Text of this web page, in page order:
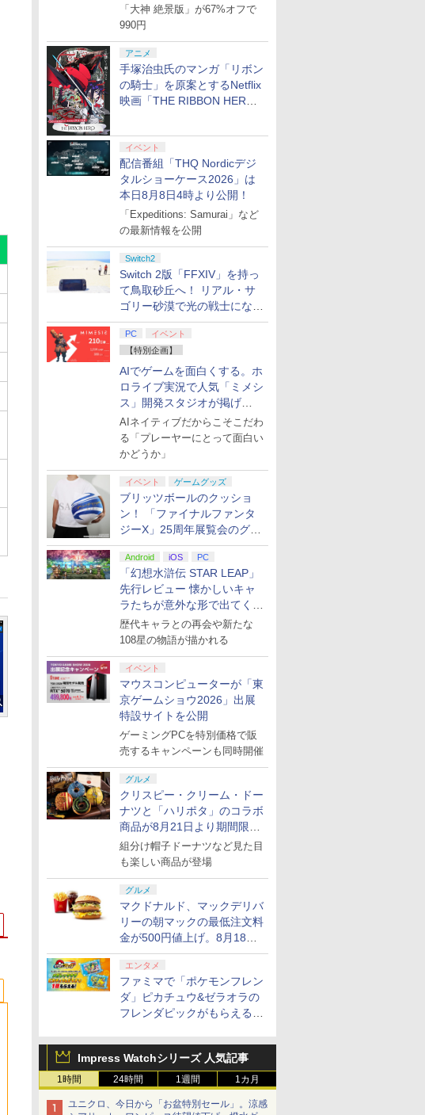
「大神 絶景版」が67%オフで
990円
アニメ
手塚治虫氏のマンガ「リボン
の騎士」を原案とするNetflix
映画「THE RIBBON HERO
イベント
配信番組「THQ Nordicデジ
タルショーケース2026」は
本日8月8日4時より公開！
「Expeditions: Samurai」など
の最新情報を公開
Switch2
Switch 2版「FFXIV」を持っ
て鳥取砂丘へ！ リアル・サ
ゴリー砂漠で光の戦士になっ
てみた
PC
イベント
【特別企画】
AIでゲームを面白くする。ホ
ロライブ実況で人気「ミメシ
ス」開発スタジオが掲げ
る“AI活用の信念”とは？【講
演レポート】
AIネイティブだからこそこだわ
る「プレーヤーにとって面白い
かどうか」
イベント ゲームグッズ
ブリッツボールのクッショ
ン！ 「ファイナルファンタ
ジーX」25周年展覧会のグッ
ズ情報が公開
Android iOS PC
「幻想水滸伝 STAR LEAP」
先行レビュー 懐かしいキャ
ラたちが意外な形で出てくる
シリーズ完全新作！
歴代キャラとの再会や新たな
108星の物語が描かれる
イベント
マウスコンピューターが「東
京ゲームショウ2026」出展
特設サイトを公開
ゲーミングPCを特別価格で販
売するキャンペーンも同時開催
グルメ
クリスピー・クリーム・ドー
ナツと「ハリポタ」のコラボ
商品が8月21日より期間限定
で発売
組分け帽子ドーナツなど見た目
も楽しい商品が登場
グルメ
マクドナルド、マックデリバ
リーの朝マックの最低注文料
金が500円値上げ。8月18日
より1,500円から受付
エンタメ
ファミマで「ポケモンフレン
ダ」ピカチュウ&ゼラオラの
フレンダピックがもらえるキ
Impress Watchシリーズ 人気記事
1時間 24時間 1週間 1カ月
ユニクロ、今日から「お盆特別セール」。涼感
任天堂 【Switch2】
Nintendo Switch 2 Proコン
7
【任天堂純正品】Nintendo
Switch 2 Proコントローラー
8
【新品】Nintendo Switch2
ソフト スプラトゥーン レイ
【新品】PS5 Dead by Daylight スペ
シャルエディション 公式日本版
2
【特典】グランド・セフト・オートVI
(コードインボックス版、配送日：2026
【中古】PlayStation
Camera【メーカー生産終
2
【中古】Monochrome (モノ
クローム) 通常版
3
【中古】アイドルマスター
アニメ&G4U!パック VOL.5 -
【中古】【Blu−ray】東のエデン 第2
巻 / 神山健治【監督】
2
【楽天ブックス限定配送パック】【楽
天ブックス限定グッズ+楽天ブックス限